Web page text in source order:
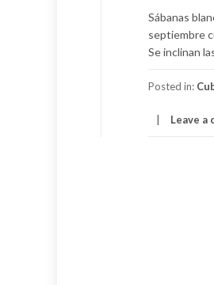
Sábanas
septiembre
Se inclinan
Posted in:
Leave a